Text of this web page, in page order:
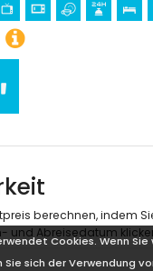
Cookies. Wenn
sich der Verwendung
berechnen, indem
und Abreisedatum